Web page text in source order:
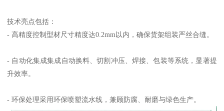
技术亮点包括：
- 高精度控制型材尺寸精度达0.2mm以内，确保货架组装严丝合缝。
- 自动化集成集成自动换料、切割冲压、焊接、包装等系统，显著提
升效率。
- 环保处理采用环保喷塑流水线，兼顾防腐、耐磨与绿色生产。